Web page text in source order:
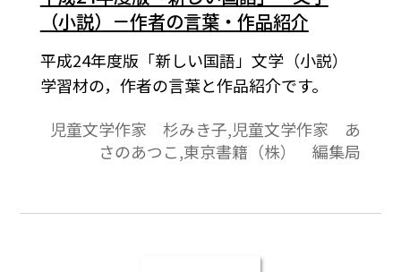
（小説）－作者の言葉・作品紹介
平成24年度版「新しい国語」文学（小説）
学習材の，作者の言葉と作品紹介です。
児童文学作家 杉みき子,児童文学作家 あ
さのあつこ,東京書籍（株） 編集局